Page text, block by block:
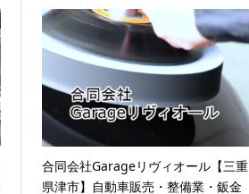
合同会社Garageリヴィオール【三重
県津市】自動車販売・整備業・鈑金